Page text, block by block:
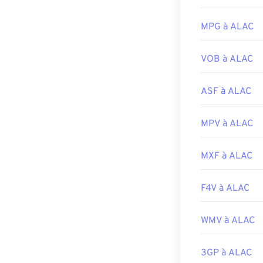
UltraMixer est
Développé par
https://
MPG à ALAC
VOB à ALAC
ASF à ALAC
MPV à ALAC
MXF à ALAC
F4V à ALAC
WMV à ALAC
3GP à ALAC